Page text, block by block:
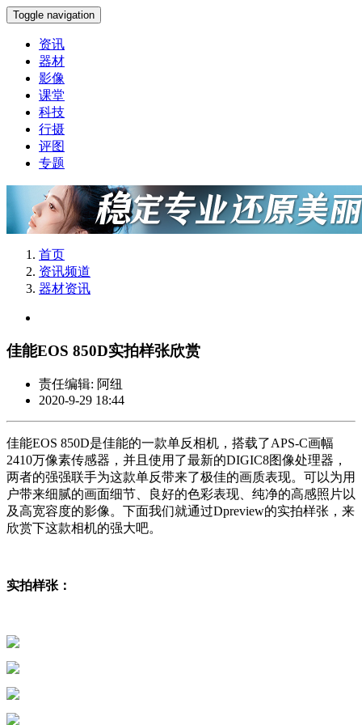
Toggle navigation
资讯
器材
影像
课堂
科技
行摄
评图
专题
首页
资讯频道
器材资讯
佳能EOS 850D实拍样张欣赏
责任编辑: 阿纽
2020-9-29 18:44
佳能EOS 850D是佳能的一款单反相机，搭载了APS-C画幅
2410万像素传感器，并且使用了最新的DIGIC8图像处理器，
两者的强强联手为这款单反带来了极佳的画质表现。可以为用
户带来细腻的画面细节、良好的色彩表现、纯净的高感照片以
及高宽容度的影像。下面我们就通过Dpreview的实拍样张，来
欣赏下这款相机的强大吧。
实拍样张：